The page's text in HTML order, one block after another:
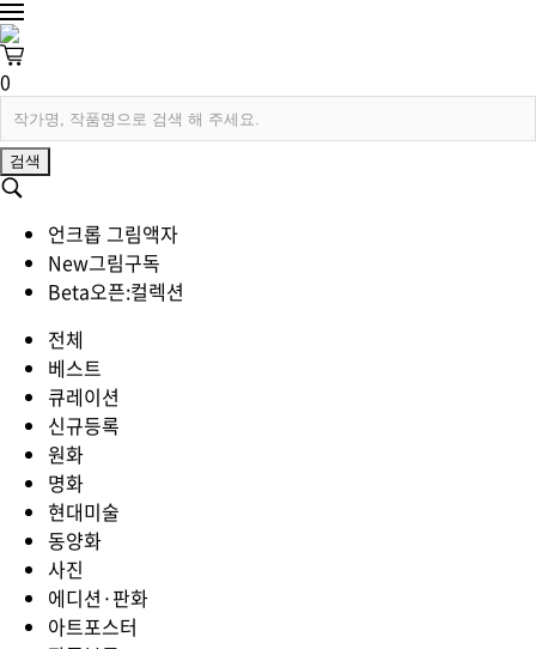
0
검색
언크롭 그림액자
New그림구독
Beta오픈:컬렉션
전체
베스트
큐레이션
신규등록
원화
명화
현대미술
동양화
사진
에디션·판화
아트포스터